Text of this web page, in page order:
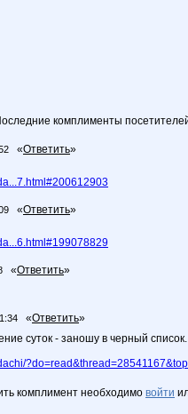
комплименты
«Ответить»
«Ответить»
«Ответить»
«Ответить»
суток - заношу в черный
комплимент необходимо войти